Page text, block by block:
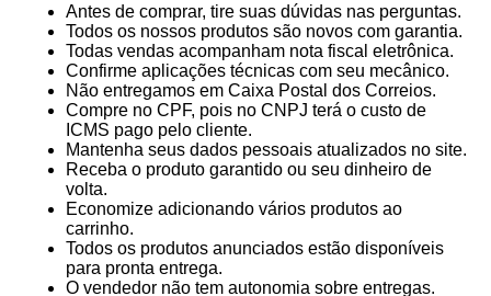
Antes de comprar, tire suas dúvidas nas perguntas.
Todos os nossos produtos são novos com garantia.
Todas vendas acompanham nota fiscal eletrônica.
Confirme aplicações técnicas com seu mecânico.
Não entregamos em Caixa Postal dos Correios.
Compre no CPF, pois no CNPJ terá o custo de
ICMS pago pelo cliente.
Mantenha seus dados pessoais atualizados no site.
Receba o produto garantido ou seu dinheiro de
volta.
Economize adicionando vários produtos ao
carrinho.
Todos os produtos anunciados estão disponíveis
para pronta entrega.
O vendedor não tem autonomia sobre entregas.